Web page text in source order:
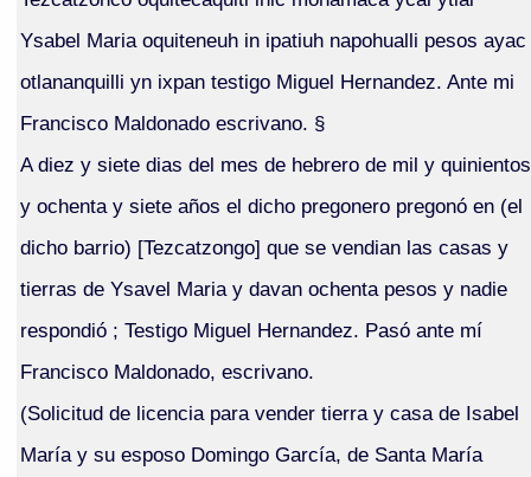
Ysabel Maria oquiteneuh in ipatiuh napohualli pesos ayac
otlananquilli yn ixpan testigo Miguel Hernandez. Ante mi
Francisco Maldonado escrivano. §
A diez y siete dias del mes de hebrero de mil y quinientos
y ochenta y siete años el dicho pregonero pregonó en (el
dicho barrio) [Tezcatzongo] que se vendian las casas y
tierras de Ysavel Maria y davan ochenta pesos y nadie
respondió ; Testigo Miguel Hernandez. Pasó ante mí
Francisco Maldonado, escrivano.
(Solicitud de licencia para vender tierra y casa de Isabel
María y su esposo Domingo García, de Santa María